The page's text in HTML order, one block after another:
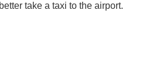
take a taxi to the airport.